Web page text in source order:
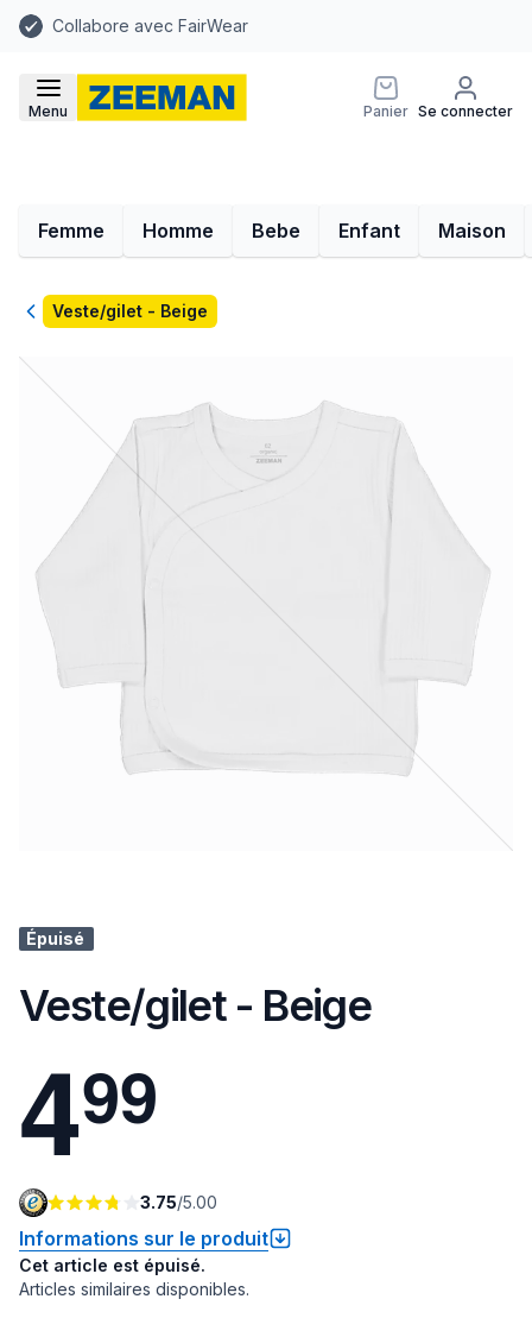
Collabore avec FairWear
Menu Panier Se connecter
Femme Homme Bebe Enfant Maison
RetourVeste/gilet - Beige
Épuisé
Veste/gilet - Beige
499
3.75/5.00
Informations sur le produit
Cet article est épuisé.
Articles similaires disponibles.